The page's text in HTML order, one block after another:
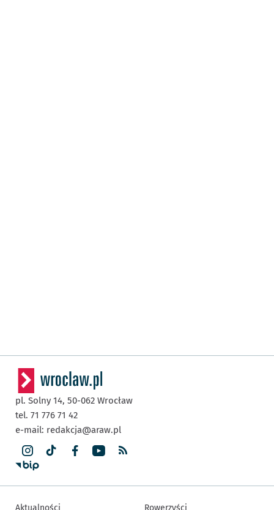
pl. Solny 14, 50-062 Wrocław
tel. 71 776 71 42
e-mail: redakcja@araw.pl
Aktualności Rowerzyści